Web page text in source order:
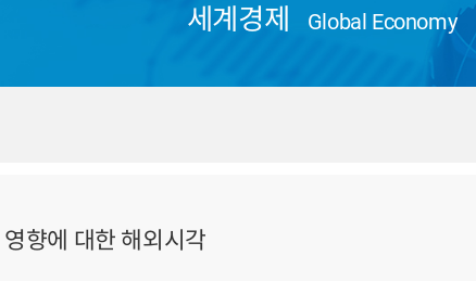
세계경제 Global Economy
향에 대한 해외시각